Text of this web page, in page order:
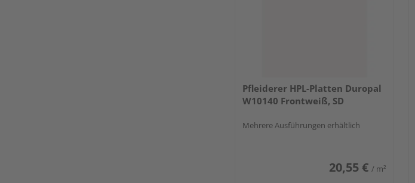
Pfleiderer HPL-Platten Duropal
W10140 Frontweiß, SD
Mehrere Ausführungen erhältlich
20,55 € / m²